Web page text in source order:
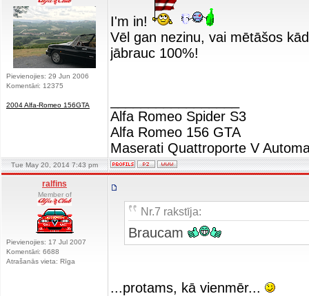
Pievienojies: 29 Jun 2006
Komentāri: 12375
2004 Alfa-Romeo 156GTA
I'm in!
Vēl gan nezinu, vai mētāšos
jābrauc 100%!
Alfa Romeo Spider S3
Alfa Romeo 156 GTA
Maserati Quattroporte V
Tue May 20, 2014 7:43 pm
ralfins
Member of
Pievienojies: 17 Jul 2007
Komentāri: 6688
Atrašanās vieta: Rīga
Nr.7 rakstīja:
Braucam
...protams, kā vienmēr...